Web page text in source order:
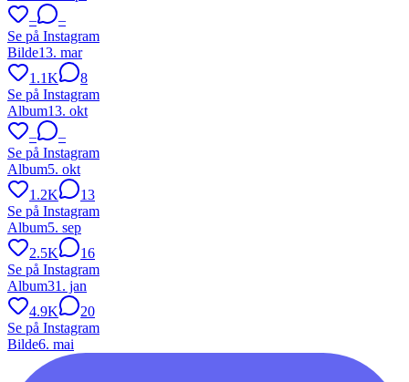
–
–
Se på Instagram
Bilde13. mar
1.1K
8
Se på Instagram
Album13. okt
–
–
Se på Instagram
Album5. okt
1.2K
13
Se på Instagram
Album5. sep
2.5K
16
Se på Instagram
Album31. jan
4.9K
20
Se på Instagram
Bilde6. mai